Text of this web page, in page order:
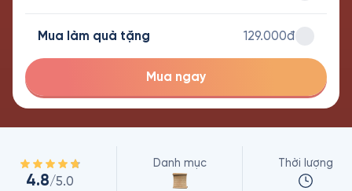
Mua làm quà tặng 129.000đ
Mua ngay
4.8/5.0
Danh mục Thời lượng